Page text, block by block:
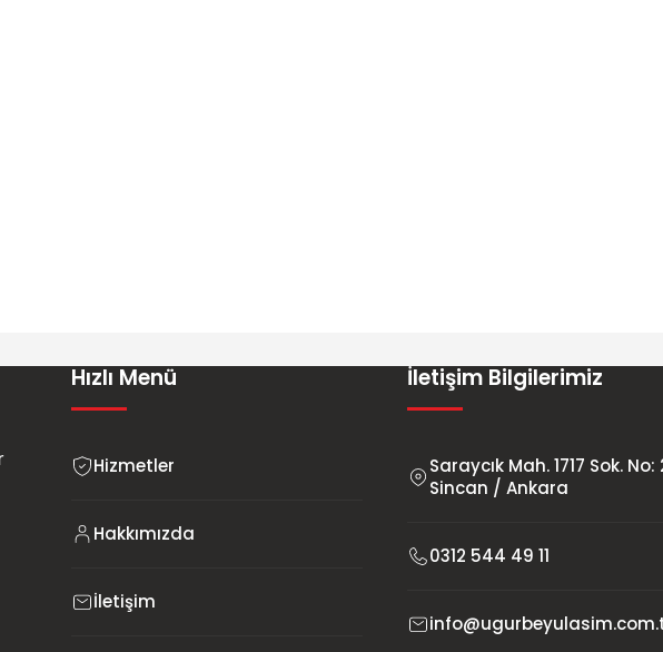
Hızlı Menü
Hizmetler
Hakkımızda
İletişim
İletişim Bilgilerimiz
Saraycık Mah. 1717 Sok. No:
Sincan / Ankara
0312 544 49 11